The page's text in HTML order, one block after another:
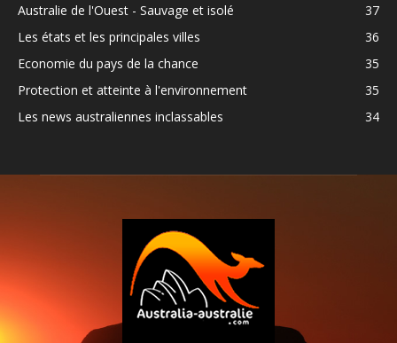
Australie de l'Ouest - Sauvage et isolé
37
Les états et les principales villes
36
Economie du pays de la chance
35
Protection et atteinte à l'environnement
35
Les news australiennes inclassables
34